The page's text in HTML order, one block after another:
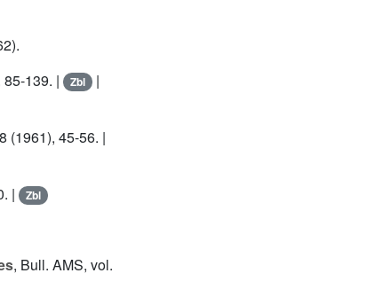
85-139. | Zbl |
(1961), 45-56. |
| Zbl
, Bull. AMS, vol.